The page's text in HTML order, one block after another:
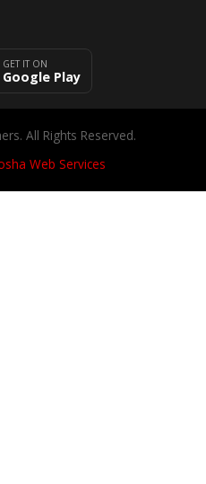
GET IT ON
Google Play
All Rights Reserved.
Web Services